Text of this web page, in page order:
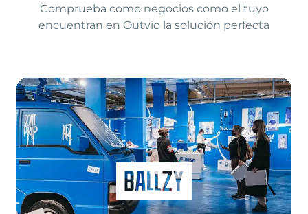
Comprueba como negocios como el tuyo
encuentran en Outvio la solución perfecta